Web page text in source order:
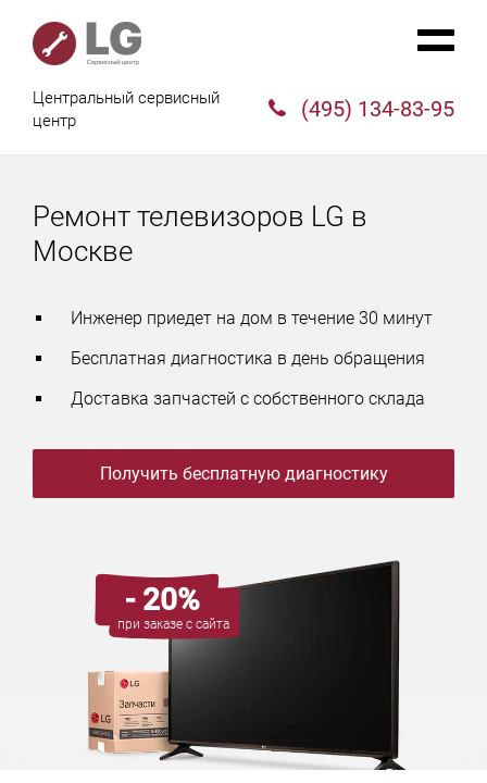
Центральный сервисный
центр
(495) 134-83-95
- 20%
при заказе с сайта
Ремонт телевизоров LG в
Москве
Инженер приедет на дом в течение 30 минут
Бесплатная диагностика в день обращения
Доставка запчастей с собственного склада
Получить бесплатную диагностику